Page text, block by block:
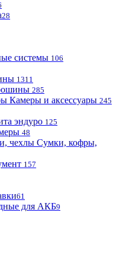
28
системы 106
1311
285
Камеры и аксессуары 245
эндуро 125
48
Сумки, кофры,
157
61
для АКБ9